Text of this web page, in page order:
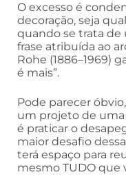
O excesso é
decoração, seja
quando se trata de
frase atribuída ao
Rohe (1886–1969)
é mais”.
Pode parecer
um projeto de
é praticar o
maior desafio
terá espaço para
mesmo TUDO que